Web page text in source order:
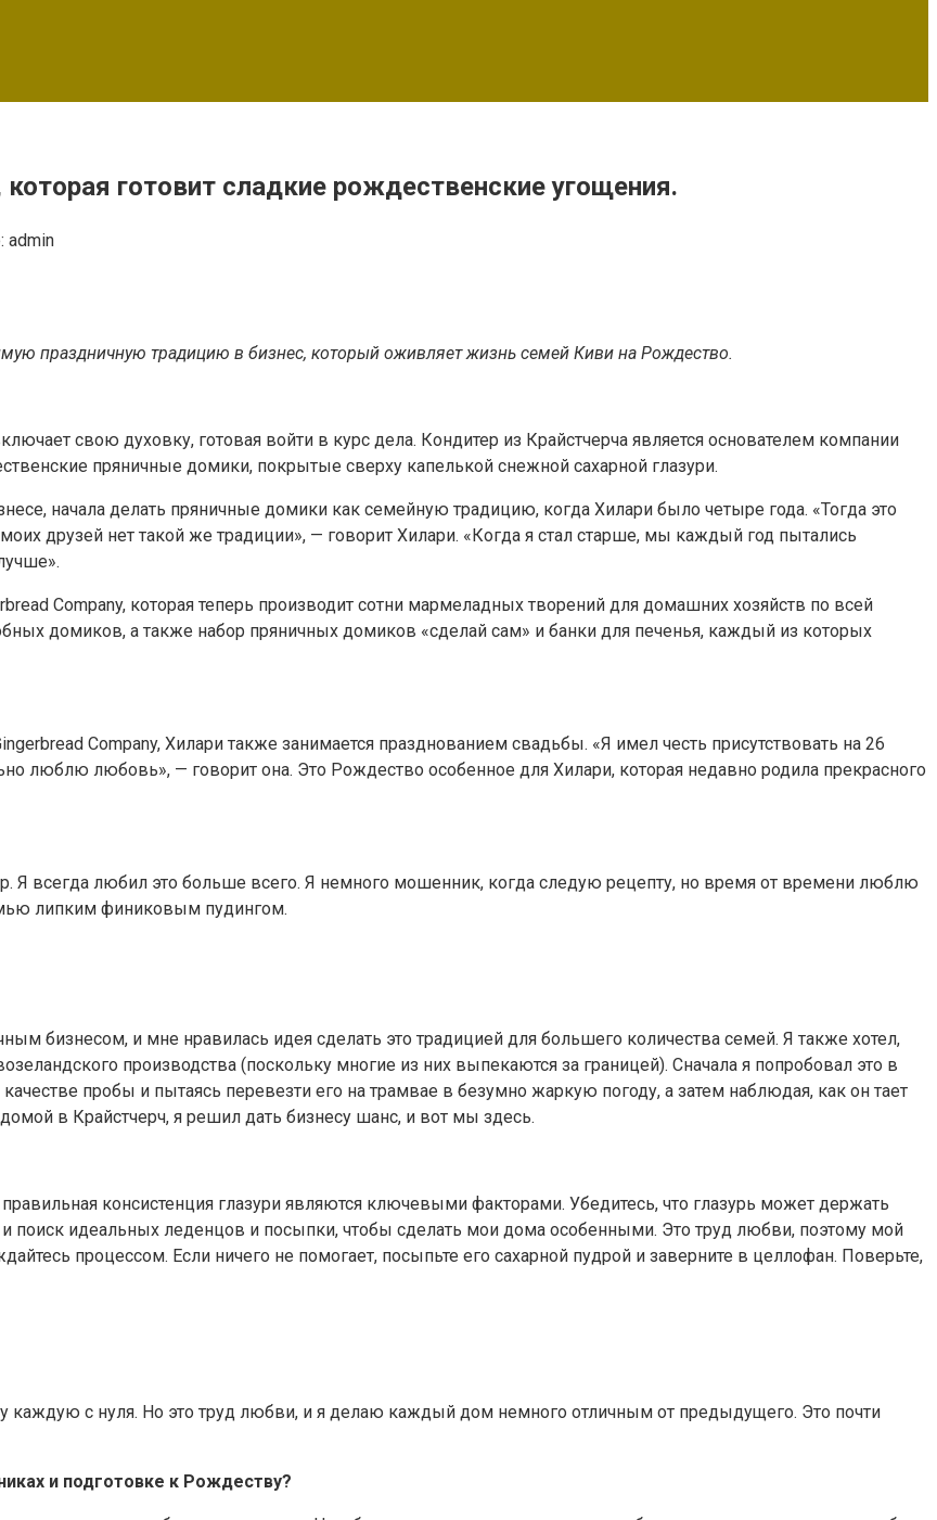
готовит сладкие рождественские угощения.
admin
праздничную традицию в бизнес, который оживляет жизнь семей Киви на Рождество.
свою духовку, готовая войти в курс дела. Кондитер из Крайстчерча является основателем компании
пряничные домики, покрытые сверху капелькой снежной сахарной глазури.
начала делать пряничные домики как семейную традицию, когда Хилари было четыре года. «Тогда это
друзей нет такой же традиции», — говорит Хилари. «Когда я стал старше, мы каждый год пытались
Company, которая теперь производит сотни мармеладных творений для домашних хозяйств по всей
домиков, а также набор пряничных домиков «сделай сам» и банки для печенья, каждый из которых
Company, Хилари также занимается празднованием свадьбы. «Я имел честь присутствовать на 26
люблю любовь», — говорит она. Это Рождество особенное для Хилари, которая недавно родила прекрасного
Я всегда любил это больше всего. Я немного мошенник, когда следую рецепту, но время от времени люблю
липким финиковым пудингом.
бизнесом, и мне нравилась идея сделать это традицией для большего количества семей. Я также хотел,
производства (поскольку многие из них выпекаются за границей). Сначала я попробовал это в
пробы и пытаясь перевезти его на трамвае в безумно жаркую погоду, а затем наблюдая, как он тает
в Крайстчерч, я решил дать бизнесу шанс, и вот мы здесь.
консистенция глазури являются ключевыми факторами. Убедитесь, что глазурь может держать
поиск идеальных леденцов и посыпки, чтобы сделать мои дома особенными. Это труд любви, поэтому мой
процессом. Если ничего не помогает, посыпьте его сахарной пудрой и заверните в целлофан. Поверьте,
каждую с нуля. Но это труд любви, и я делаю каждый дом немного отличным от предыдущего. Это почти
и подготовке к Рождеству?